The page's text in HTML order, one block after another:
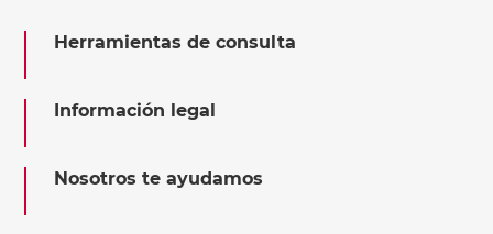
Herramientas de consulta
Información legal
Nosotros te ayudamos